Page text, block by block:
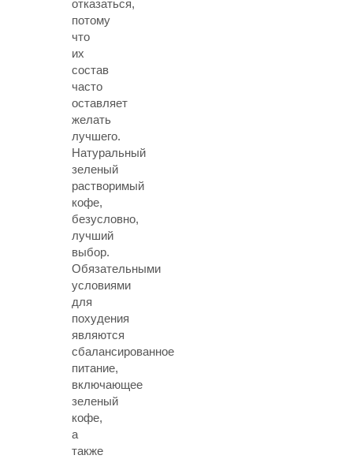
отказаться,
потому
что
их
состав
часто
оставляет
желать
лучшего.
Натуральный
зеленый
растворимый
кофе,
безусловно,
лучший
выбор.
Обязательными
условиями
для
похудения
являются
сбалансированное
питание,
включающее
зеленый
кофе,
а
также